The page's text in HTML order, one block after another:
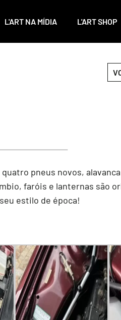
L'ART NA MÍDIA L'ART SHOP
pneus novos,
faróis e lanternas são
estilo de época!